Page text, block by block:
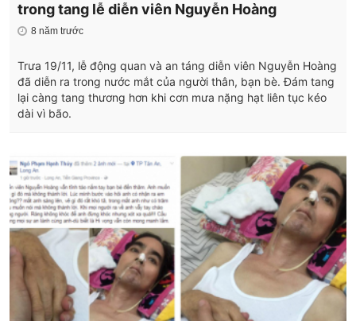
trong tang lễ diễn viên Nguyễn Hoàng
8 năm trước
Trưa 19/11, lễ động quan và an táng diễn viên Nguyễn Hoàng
đã diễn ra trong nước mắt của người thân, bạn bè. Đám tang
lại càng tang thương hơn khi cơn mưa nặng hạt liên tục kéo
dài vì bão.